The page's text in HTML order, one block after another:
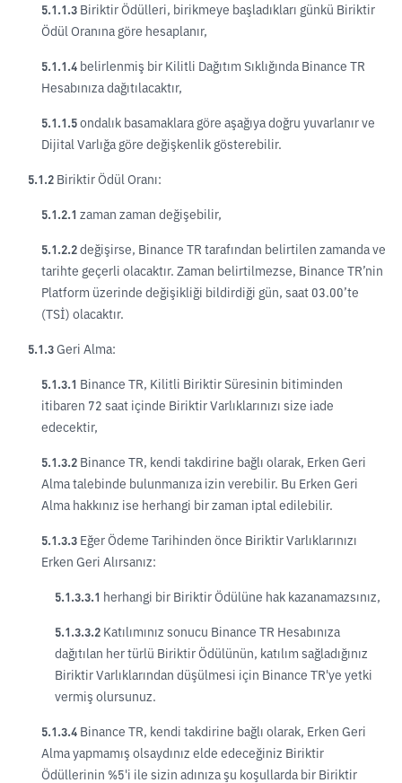
5.1.1.3 Biriktir Ödülleri, birikmeye başladıkları günkü Biriktir
Ödül Oranına göre hesaplanır,
5.1.1.4 belirlenmiş bir Kilitli Dağıtım Sıklığında Binance TR
Hesabınıza dağıtılacaktır,
5.1.1.5ondalık basamaklara göre aşağıya doğru yuvarlanır ve
Dijital Varlığa göre değişkenlik gösterebilir.
5.1.2 Biriktir Ödül Oranı:
5.1.2.1 zaman zaman değişebilir,
5.1.2.2değişirse, Binance TR tarafından belirtilen zamanda ve
tarihte geçerli olacaktır. Zaman belirtilmezse, Binance TR’nin
Platform üzerinde değişikliği bildirdiği gün, saat 03.00’te
(TSİ) olacaktır.
5.1.3Geri Alma:
5.1.3.1 Binance TR, Kilitli Biriktir Süresinin bitiminden
itibaren 72 saat içinde Biriktir Varlıklarınızı size iade
edecektir,
5.1.3.2 Binance TR, kendi takdirine bağlı olarak, Erken Geri
Alma talebinde bulunmanıza izin verebilir. Bu Erken Geri
Alma hakkınız ise herhangi bir zaman iptal edilebilir.
5.1.3.3 Eğer Ödeme Tarihinden önce Biriktir Varlıklarınızı
Erken Geri Alırsanız:
5.1.3.3.1 herhangi bir Biriktir Ödülüne hak kazanamazsınız,
5.1.3.3.2 Katılımınız sonucu Binance TR Hesabınıza
dağıtılan her türlü Biriktir Ödülünün, katılım sağladığınız
Biriktir Varlıklarından düşülmesi için Binance TR'ye yetki
vermiş olursunuz.
5.1.3.4 Binance TR, kendi takdirine bağlı olarak, Erken Geri
Alma yapmamış olsaydınız elde edeceğiniz Biriktir
Ödüllerinin %5'i ile sizin adınıza şu koşullarda bir Biriktir